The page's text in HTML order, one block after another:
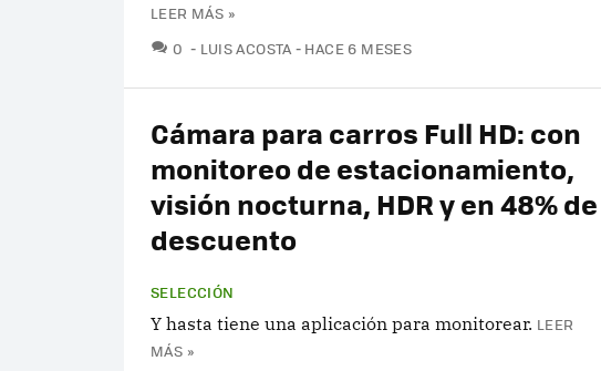
LEER MÁS »
0 COMENTARIOS
LUIS ACOSTA HACE 6 MESES
Cámara para carros Full HD: con
monitoreo de estacionamiento,
visión nocturna, HDR y en 48% de
descuento
SELECCIÓN
Y hasta tiene una aplicación para monitorear. LEER
MÁS »